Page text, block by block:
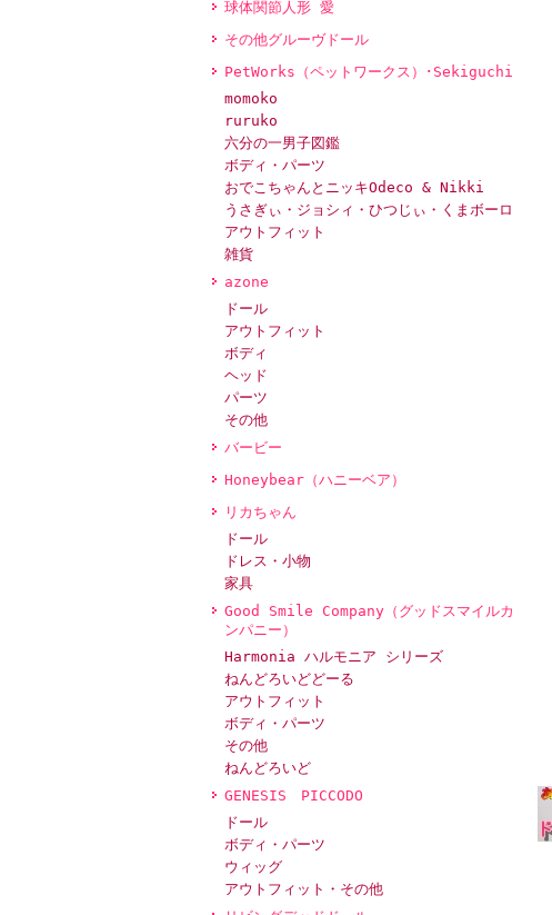
球体関節人形 愛
その他グルーヴドール
PetWorks（ペットワークス）･Sekiguchi
momoko
ruruko
六分の一男子図鑑
ボディ・パーツ
おでこちゃんとニッキOdeco & Nikki
うさぎぃ・ジョシィ・ひつじぃ・くまボーロ
アウトフィット
雑貨
azone
ドール
アウトフィット
ボディ
ヘッド
パーツ
その他
バービー
Honeybear（ハニーベア）
リカちゃん
ドール
ドレス・小物
家具
Good Smile Company（グッドスマイルカ
ンパニー）
Harmonia ハルモニア シリーズ
ねんどろいどどーる
アウトフィット
ボディ・パーツ
その他
ねんどろいど
GENESIS PICCODO
ドール
ボディ・パーツ
ウィッグ
アウトフィット・その他